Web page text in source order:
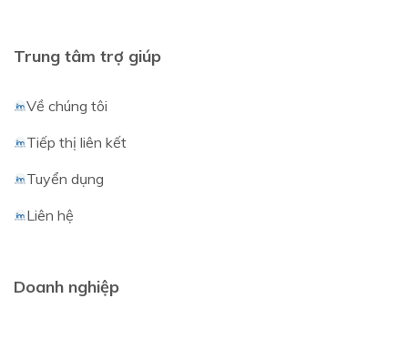
Trung tâm trợ giúp
Về chúng tôi
Tiếp thị liên kết
Tuyển dụng
Liên hệ
Doanh nghiệp